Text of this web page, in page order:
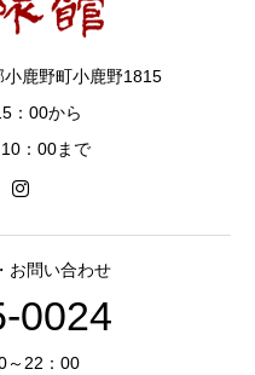
鹿野町小鹿野1815
：00から
：00まで
お問い合わせ
0024
～22：00